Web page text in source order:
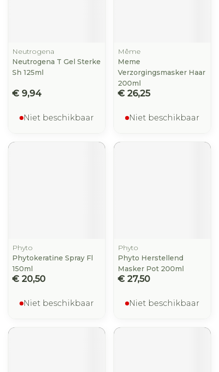
Neutrogena
Neutrogena T Gel Sterke
Sh 125ml
€ 9,94
Niet beschikbaar
Même
Meme
Verzorgingsmasker Haar
200ml
€ 26,25
Niet beschikbaar
Phyto
Phytokeratine Spray Fl
150ml
€ 20,50
Niet beschikbaar
Phyto
Phyto Herstellend
Masker Pot 200ml
€ 27,50
Niet beschikbaar